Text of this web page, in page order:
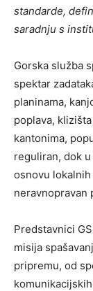
standarde,
saradnju s
Gorska služba
spektar
planinama,
poplava,
kantonima,
reguliran, dok
osnovu
neravnopravan
Predstavnici
misija
pripremu, od